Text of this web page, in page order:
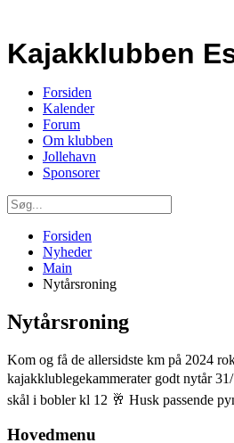
Kajakklubben
Forsiden
Kalender
Forum
Om klubben
Jollehavn
Sponsorer
Forsiden
Nyheder
Main
Nytårsroning
Nytårsroning
Kom og få de allersidste km på 2024
kajakklublegekammerater godt nytår
skål i boblerkl 12 🥂 Husk passende
Hovedmenu